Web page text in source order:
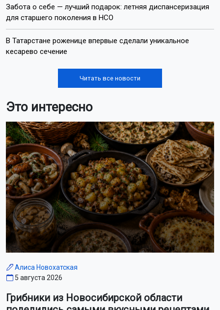
Забота о себе — лучший подарок: летняя диспансеризация
для старшего поколения в НСО
В Татарстане роженице впервые сделали уникальное
кесарево сечение
Читать все новости
Это интересно
Алиса Новохатская
5 августа 2026
Грибники из Новосибирской области